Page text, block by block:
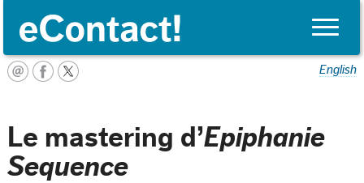
Toggle
English
Le mastering d’Epiphanie
Sequence